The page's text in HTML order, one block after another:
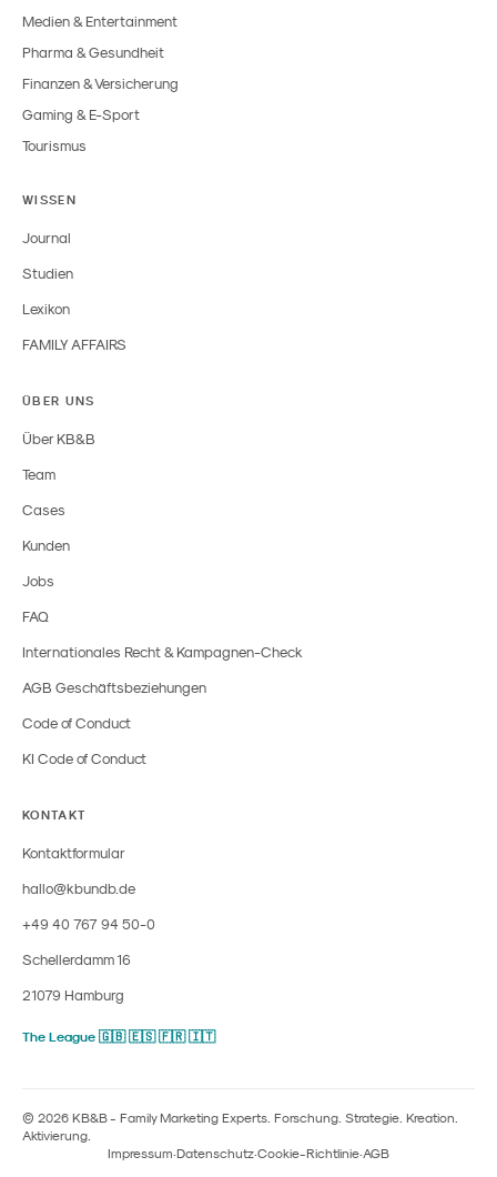
Medien & Entertainment
Pharma & Gesundheit
Finanzen & Versicherung
Gaming & E-Sport
Tourismus
WISSEN
Journal
Studien
Lexikon
FAMILY AFFAIRS
ÜBER UNS
Über KB&B
Team
Cases
Kunden
Jobs
FAQ
Internationales Recht & Kampagnen-Check
AGB Geschäftsbeziehungen
Code of Conduct
KI Code of Conduct
KONTAKT
Kontaktformular
hallo@kbundb.de
+49 40 767 94 50-0
Schellerdamm 16
21079 Hamburg
The League 🇬🇧 🇪🇸 🇫🇷 🇮🇹
© 2026 KB&B - Family Marketing Experts. Forschung. Strategie. Kreation.
Aktivierung.
Impressum·Datenschutz·Cookie-Richtlinie·AGB